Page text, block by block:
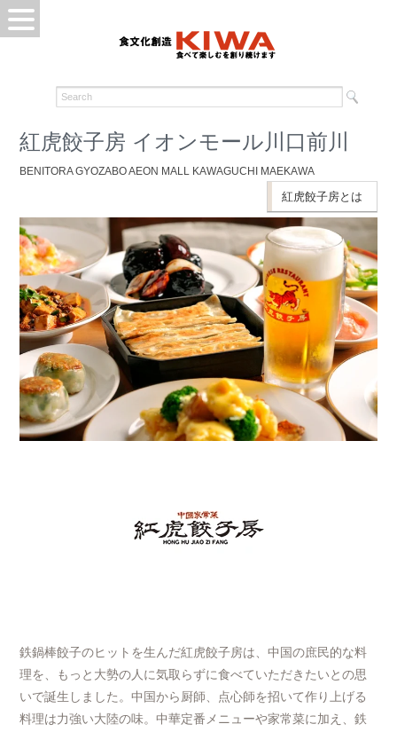
紅虎餃子房 イオンモール川口前川
BENITORA GYOZABO AEON MALL KAWAGUCHI MAEKAWA
紅虎餃子房とは
鉄鍋棒餃子のヒットを生んだ紅虎餃子房は、中国の庶民的な料
理を、もっと大勢の人に気取らずに食べていただきたいとの思
いで誕生しました。中国から厨師、点心師を招いて作り上げる
料理は力強い大陸の味。中華定番メニューや家常菜に加え、鉄